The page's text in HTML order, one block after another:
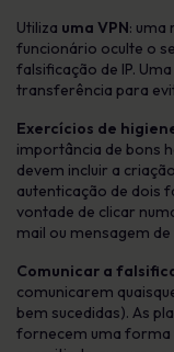
Utiliza uma VPN: uma
funcionário oculte o
falsificação de IP.
transferência para
Exercícios de
importância de bons
devem incluir a
autenticação de dois
vontade de clicar
mail ou mensagem
Comunicar a
comunicarem
bem sucedidas). As
fornecem uma forma